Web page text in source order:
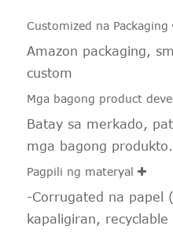
Customized na Packaging
Amazon packaging,
custom
Mga bagong product
Batay sa merkado,
mga bagong produkto.
Pagpili ng materyal
-Corrugated na papel
kapaligiran,